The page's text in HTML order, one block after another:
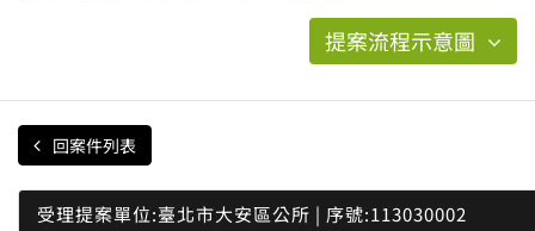
提案流程示意圖
回案件列表
受理提案單位:臺北市大安區公所 | 序號:113030002